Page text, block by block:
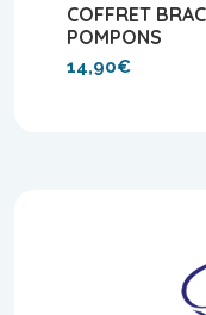
COFFRET
POMPONS
14,90€